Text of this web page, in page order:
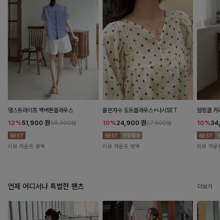
댕스트라이프 백버튼블라우스
12%51,900 원58,900원
리뷰 카운트 영역
율븐자수 도트블라우스+나시SET
10%24,900 원27,600원
리뷰 카운트 영역
덤링클 카
10%
리뷰 카운
언제 어디서나 특별한 팬츠 더보기